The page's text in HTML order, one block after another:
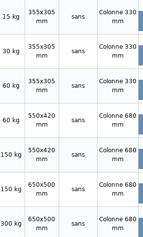
15 kg
355x305
mm
sans
Colonne 330
mm
30 kg
355x305
mm
sans
Colonne 330
mm
60 kg
355x305
mm
sans
Colonne 330
mm
60 kg
550x420
mm
sans
Colonne 680
mm
150 kg
550x420
mm
sans
Colonne 680
mm
150 kg
650x500
mm
sans
Colonne 680
mm
300 kg
650x500
mm
sans
Colonne 680
mm